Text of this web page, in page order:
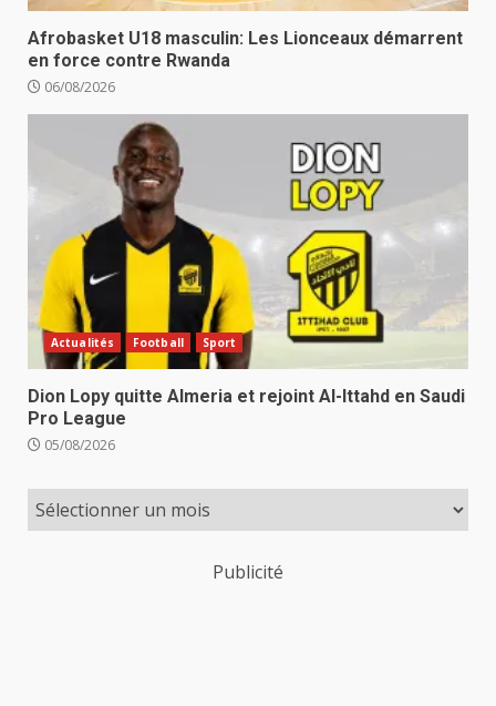
Afrobasket U18 masculin: Les Lionceaux démarrent
en force contre Rwanda
06/08/2026
Actualités Football Sport
Dion Lopy quitte Almeria et rejoint Al-Ittahd en Saudi
Pro League
05/08/2026
Publicité